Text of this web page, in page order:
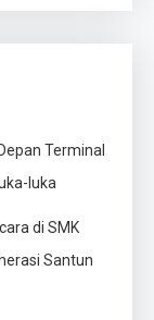
Terminal
luka
di SMK
Santun